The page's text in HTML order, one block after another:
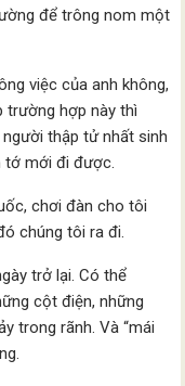
để trông nom một
việc của anh không,
trường hợp này thì
thập tử nhất sinh
tớ mới đi được.
chơi đàn cho tôi
chúng tôi ra đi.
trở lại. Có thể
cột điện, những
trong rãnh. Và “mái